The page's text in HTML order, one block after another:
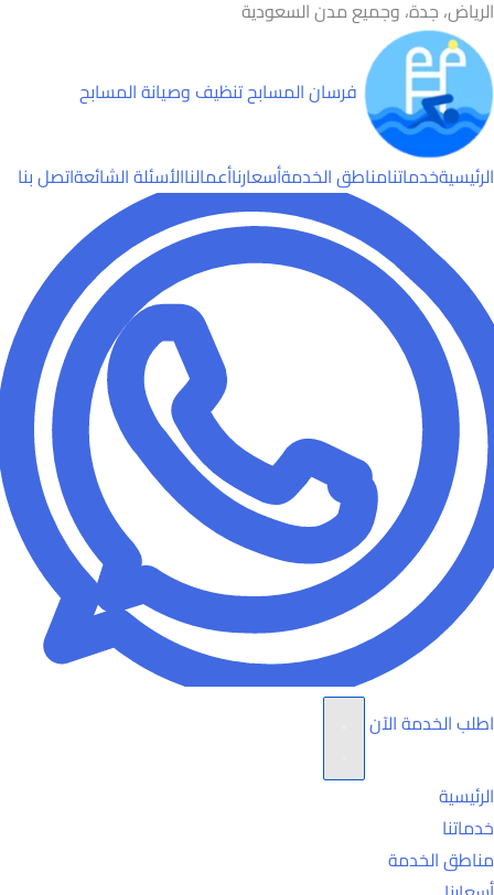
الرياض، جدة، وجميع مدن السعودية
فرسان المسابحتنظيف وصيانة المسابح
الرئيسيةخدماتنامناطق الخدمةأسعارناأعمالناالأسئلة الشائعةاتصل بنا
اطلب الخدمة الآن
الرئيسية
خدماتنا
مناطق الخدمة